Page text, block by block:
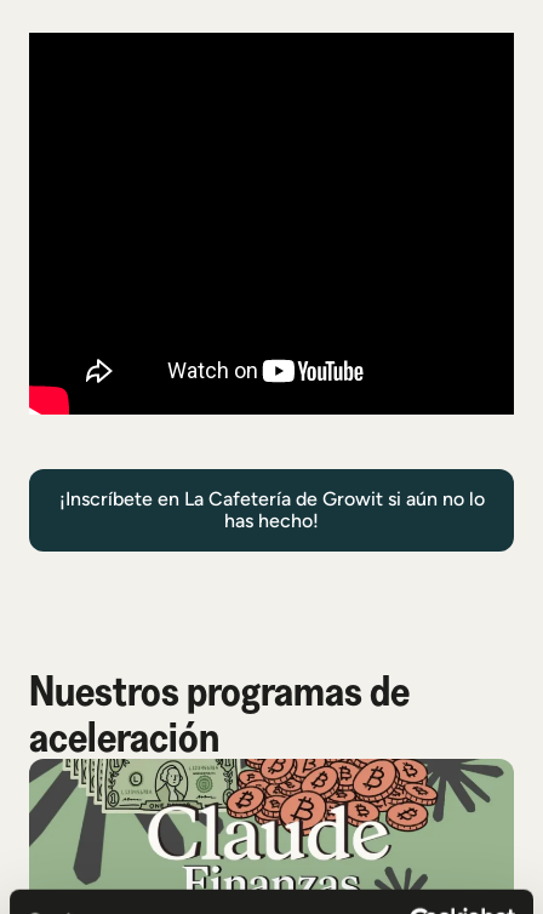
¡Inscríbete en La Cafetería de Growit si aún no lo
has hecho!
Nuestros programas de
aceleración